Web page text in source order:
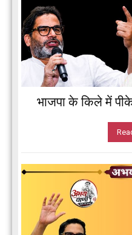
भाजपा के किले में